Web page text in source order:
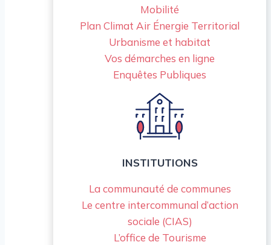
Mobilité
Plan Climat Air Énergie Territorial
Urbanisme et habitat
Vos démarches en ligne
Enquêtes Publiques
INSTITUTIONS
La communauté de communes
Le centre intercommunal d’action
sociale (CIAS)
L’office de Tourisme